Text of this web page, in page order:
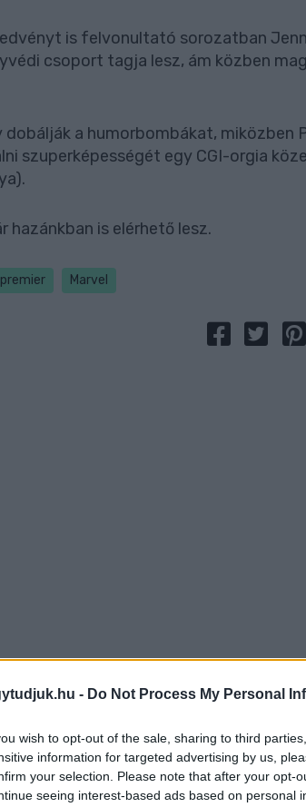
- Do Not Process My Personal
wish to opt-out of the sale, sharing to third
information for targeted advertising by us,
your selection. Please note that after your opt-
seeing interest-based ads based on personal
is felvonultató sorozatban
csoport tagja lesz, ám közben
a humorbombákat, miközben
szuperképességét egy CGI-orgia
hazánkban is elérhető lesz.
premier Marvel